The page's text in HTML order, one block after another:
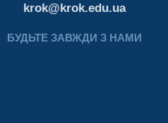
krok@krok.edu.ua
БУДЬТЕ ЗАВЖДИ З НАМИ